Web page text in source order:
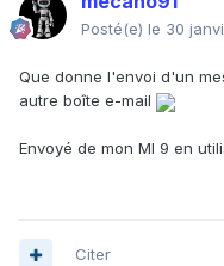
Posté(e) le 30
Que donne l'envoi d'un
autre boîte e-mail
Envoyé de mon MI 9 en
Citer